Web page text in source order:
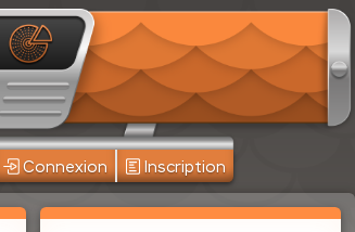
Connexion Inscription